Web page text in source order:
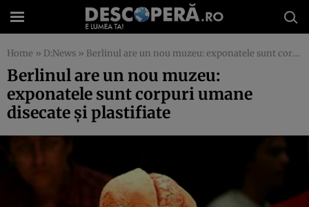
Home » D:News » Berlinul are un nou muzeu: exponatele sunt corpuri umane disecate şi plastifiate
Berlinul are un nou muzeu:
exponatele sunt corpuri umane
disecate şi plastifiate